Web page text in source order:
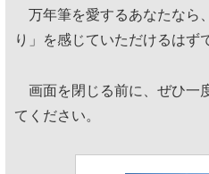
万年筆を愛するあなたなら
り」を感じていただけるはず
画面を閉じる前に、ぜひ一
てください。